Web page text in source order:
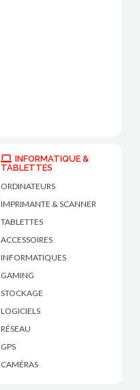
INFORMATIQUE &
TABLETTES
ORDINATEURS
IMPRIMANTE & SCANNER
TABLETTES
ACCESSOIRES
INFORMATIQUES
GAMING
STOCKAGE
LOGICIELS
RÉSEAU
GPS
CAMÉRAS